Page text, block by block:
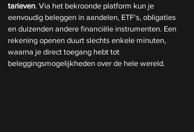
tarieven. Via het bekroonde platform kun je
eenvoudig beleggen in aandelen, ETF's, obligaties
en duizenden andere financiële instrumenten. Een
rekening openen duurt slechts enkele minuten,
waarna je direct toegang hebt tot
beleggingsmogelijkheden over de hele wereld.